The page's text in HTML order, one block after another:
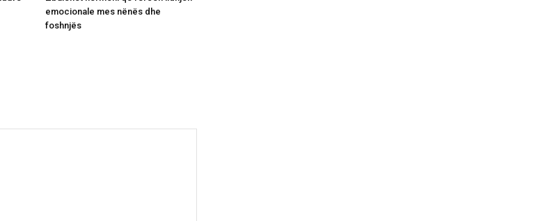
emocionale mes nënës dhe
foshnjës